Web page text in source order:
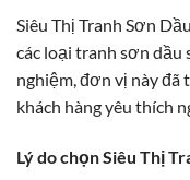
Siêu Thị Tranh Sơn
các loại tranh sơn dầu
nghiệm, đơn vị này
khách hàng yêu thích
Lý do chọn Siêu Thị